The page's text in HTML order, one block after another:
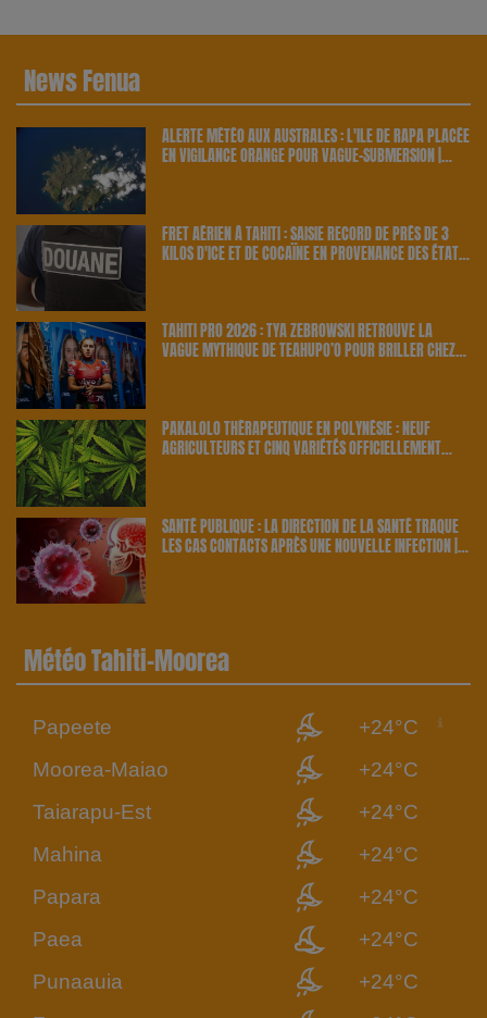
News Fenua
ALERTE MÉTÉO AUX AUSTRALES : L'ÎLE DE RAPA PLACÉE
EN VIGILANCE ORANGE POUR VAGUE-SUBMERSION |
FRET AÉRIEN À TAHITI : SAISIE RECORD DE PRÈS DE 3
KILOS D'ICE ET DE COCAÏNE EN PROVENANCE DES ÉTATS-
TAHITI PRO 2026 : TYA ZEBROWSKI RETROUVE LA
VAGUE MYTHIQUE DE TEAHUPO’O POUR BRILLER CHEZ
PAKALOLO THÉRAPEUTIQUE EN POLYNÉSIE : NEUF
AGRICULTEURS ET CINQ VARIÉTÉS OFFICIELLEMENT
SANTÉ PUBLIQUE : LA DIRECTION DE LA SANTÉ TRAQUE
LES CAS CONTACTS APRÈS UNE NOUVELLE INFECTION |
Météo Tahiti-Moorea
Papeete
+24°C
Moorea-Maiao
+24°C
Taiarapu-Est
+24°C
Mahina
+24°C
Papara
+24°C
Paea
+24°C
Punaauia
+24°C